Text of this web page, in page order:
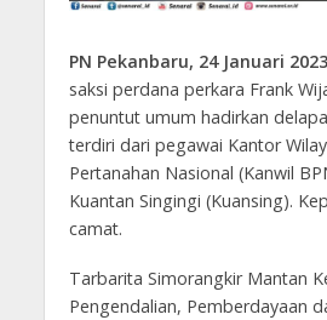
PN Pekanbaru, 24 Januari
saksi perdana perkara Frank
penuntut umum hadirkan
terdiri dari pegawai Kantor
Pertanahan Nasional (Kanwil
Kuantan Singingi (Kuansing).
camat.
Tarbarita Simorangkir Mantan
Pengendalian, Pemberdayaan